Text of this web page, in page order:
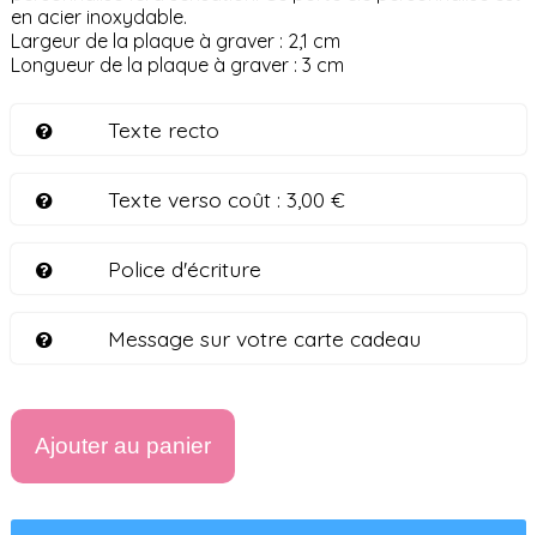
en acier inoxydable.
Largeur de la plaque à graver : 2,1 cm
Longueur de la plaque à graver : 3 cm
Texte recto
Texte verso coût :3,00 €
Police d'écriture
Message sur votre carte cadeau
Ajouter au panier